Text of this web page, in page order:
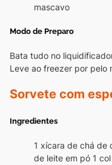
mascavo
Modo de Preparo
Bata tudo no
Leve ao freezer por pelo
Sorvete com
Ingredientes
1 xícara de chá de
de leite em pó 1